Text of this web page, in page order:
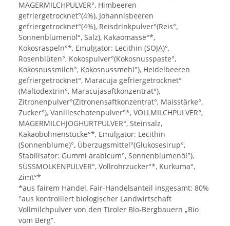
MAGERMILCHPULVER°, Himbeeren
gefriergetrocknet°(4%), Johannisbeeren
gefriergetrocknet°(4%), Reisdrinkpulver°(Reis°,
Sonnenblumenöl°, Salz), Kakaomasse°*,
Kokosraspeln°*, Emulgator: Lecithin (SOJA)°,
Rosenblüten°, Kokospulver°(Kokosnusspaste°,
Kokosnussmilch°, Kokosnussmehl°), Heidelbeeren
gefriergetrocknet°, Maracuja gefriergetrocknet°
(Maltodextrin°, Maracujasaftkonzentrat°),
Zitronenpulver°(Zitronensaftkonzentrat°, Maisstärke°,
Zucker°), Vanilleschotenpulver°*, VOLLMILCHPULVER°,
MAGERMILCHJOGHURTPULVER°, Steinsalz,
Kakaobohnenstücke°*, Emulgator: Lecithin
(Sonnenblume)°, Überzugsmittel°(Glukosesirup°,
Stabilisator: Gummi arabicum°, Sonnenblumenöl°),
SÜSSMOLKENPULVER°, Vollrohrzucker°*, Kurkuma°,
Zimt°*
*aus fairem Handel, Fair-Handelsanteil insgesamt: 80%
°aus kontrolliert biologischer Landwirtschaft
Vollmilchpulver von den Tiroler Bio-Bergbauern „Bio
vom Berg“.